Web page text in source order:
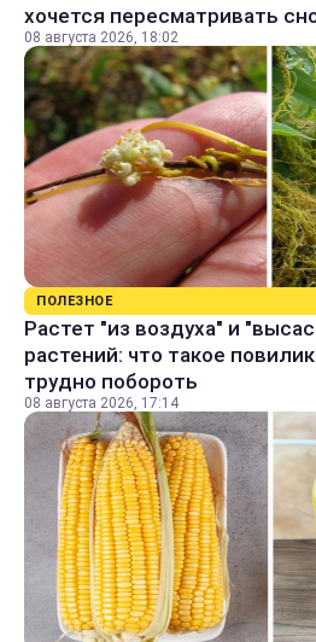
хочется пересматривать
08 августа 2026, 18:02
ПОЛЕЗНОЕ
Растет "из воздуха" и
растений: что такое
трудно побороть
08 августа 2026, 17:14